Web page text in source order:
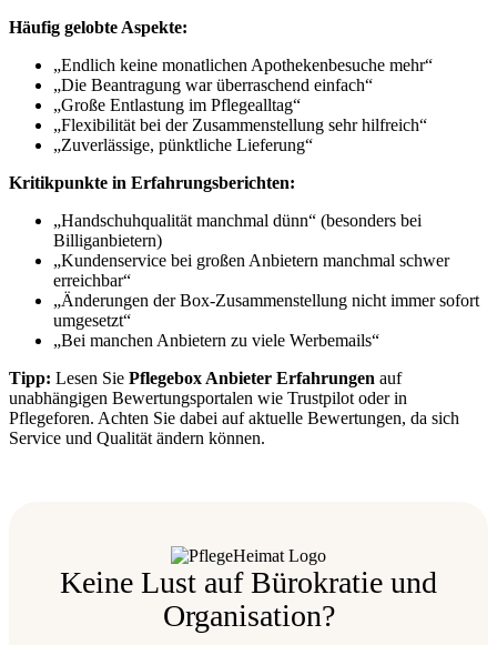
Häufig gelobte Aspekte:
„Endlich keine monatlichen Apothekenbesuche mehr“
„Die Beantragung war überraschend einfach“
„Große Entlastung im Pflegealltag“
„Flexibilität bei der Zusammenstellung sehr hilfreich“
„Zuverlässige, pünktliche Lieferung“
Kritikpunkte in Erfahrungsberichten:
„Handschuhqualität manchmal dünn“ (besonders bei
Billiganbietern)
„Kundenservice bei großen Anbietern manchmal schwer
erreichbar“
„Änderungen der Box-Zusammenstellung nicht immer sofort
umgesetzt“
„Bei manchen Anbietern zu viele Werbemails“
Tipp: Lesen Sie Pflegebox Anbieter Erfahrungen auf
unabhängigen Bewertungsportalen wie Trustpilot oder in
Pflegeforen. Achten Sie dabei auf aktuelle Bewertungen, da sich
Service und Qualität ändern können.
Keine Lust auf Bürokratie und
Organisation?